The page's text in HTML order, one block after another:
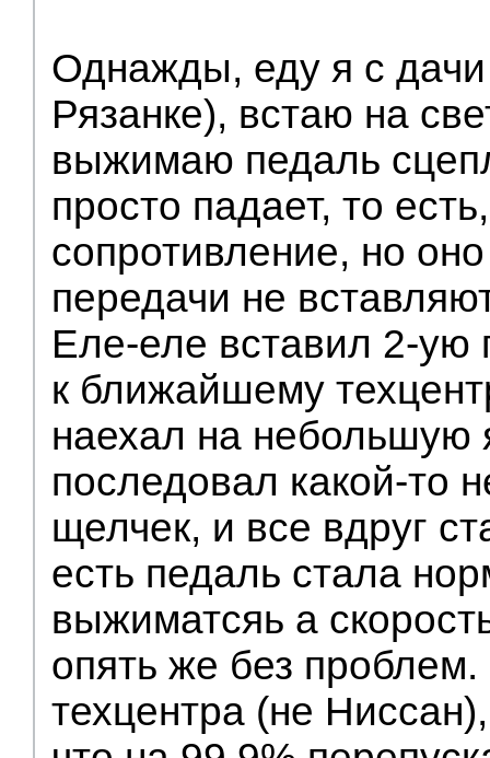
Однажды, еду я с
Рязанке), встаю на
выжимаю педаль
просто падает, то
сопротивление, но
передачи не
Еле-еле вставил 2-ую
к ближайшему
наехал на небольшую
последовал какой-то
щелчек, и все вдруг
есть педаль стала
выжиматсяь а
опять же без
техцентра (не